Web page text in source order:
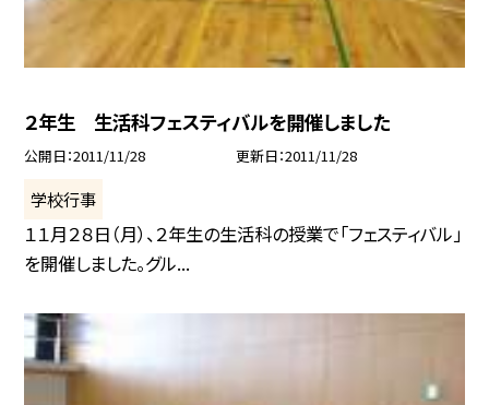
２年生 生活科フェスティバルを開催しました
公開日 2011/11/28 更新日 2011/11/28
学校行事
１１月２８日（月）、２年生の生活科の授業で「フェスティバル」
を開催しました。グル...